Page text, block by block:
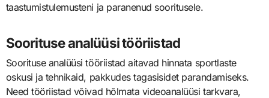
taastumistulemusteni ja paranenud sooritusele.
Soorituse analüüsi tööriistad
Soorituse analüüsi tööriistad aitavad hinnata sportlaste
oskusi ja tehnikaid, pakkudes tagasisidet parandamiseks.
Need tööriistad võivad hõlmata videoanalüüsi tarkvara,